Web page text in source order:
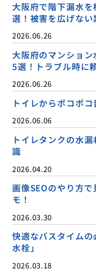
大阪府で階下漏水
選！被害を広げな
2026.06.26
大阪府のマンショ
5選！トラブル時に
2026.06.26
トイレからポコポ
2026.06.06
トイレタンクの水
識
2026.04.20
画像SEOのやり方
モ！
2026.03.30
快適なバスタイム
水栓」
2026.03.18